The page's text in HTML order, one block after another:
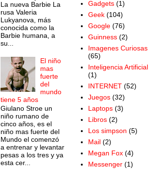
La nueva Barbie La
rusa Valeria
Lukyanova, más
conocida como la
Barbie humana, a
su...
El niño
mas
fuerte
del
mundo
tiene 5 años
Giulano Stroe un
niño rumano de
cinco años, es el
niño mas fuerte del
Mundo el comenzó
a entrenar y levantar
pesas a los tres y ya
esta cer...
Gadgets (1)
Geek (104)
Google (76)
Guinness (2)
Imagenes Curiosas
(65)
Inteligencia Artificial
(1)
INTERNET (52)
Juegos (32)
Laptops (3)
Libros (2)
Los simpson (5)
Mail (2)
Megan Fox (4)
Messenger (1)